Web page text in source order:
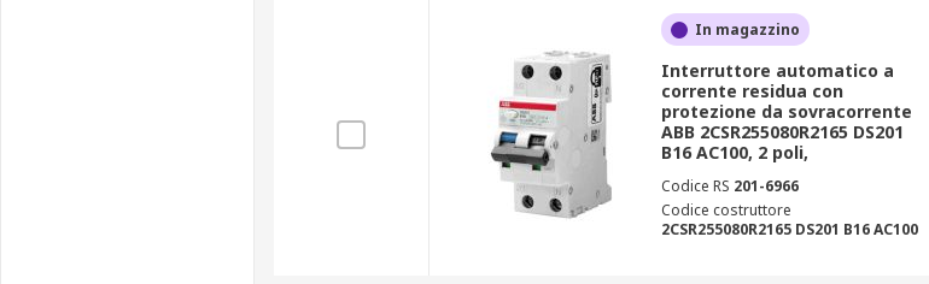
In magazzino
Interruttore automatico a
corrente residua con
protezione da sovracorrente
ABB 2CSR255080R2165 DS201
B16 AC100, 2 poli,
Codice RS 201-6966
Codice costruttore
2CSR255080R2165 DS201 B16 AC100